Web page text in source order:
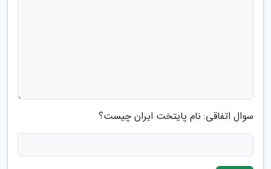
سوال اتفاقی: نام پایتخت ایران چیست؟